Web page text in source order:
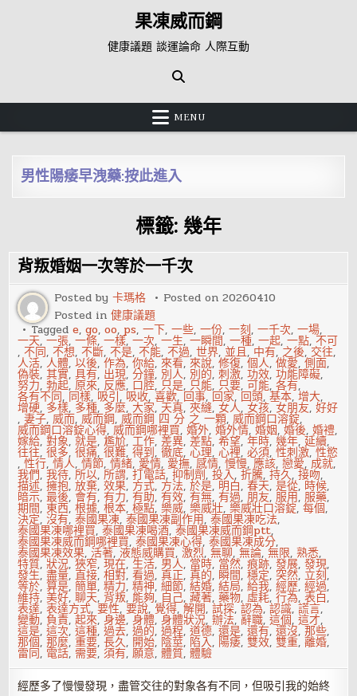
果凍威而鋼
健康議題 談運論命 人際互動
MENU
男性陽痿早洩藥:按此進入
標籤: 幾年
背叛婚姻一次等於一千次
Posted by卡瑪格 Posted on20260410
Posted in健康議題
Taggede,go,oo, ps,一下,一些,一份,一刻,一千次,一場,
一天,一張,一條,一樣,一次,一生,一瞬間,一種,一起,一點,不可
,不同,不想,不斷,不是,不能,不過,世界,並且, 中有, 之後, 交往,
人活,人體,以後,作為,你給,來看,來說,修復,個人,做愛,側面,
偽裝,其實,具有, 出現,分鐘, 別人, 別的,刺激,功效,功能障礙,
努力,勃起,原來, 反應, 口腔, 只是, 只能, 只要,可能,各有,
各有不同, 同樣, 吸引, 吸收,喜歡, 回事, 回家, 回頭,基本,增大,
增硬, 多樣, 多種, 多麼,大家, 天真,夾縫,女人,女孩,女朋友,好好
,妻子,威而,威而鋼,威而鋼 四 分 之 一顆,威而鋼口溶錠,
威而鋼口溶錠心得,威而鋼哪裡買,婚外,婚外情,婚姻,婚後,婚禮,
嫁給,對象,就是,尷尬,工作,差異,差點,希望,年時,幾年,延續,
往往,很多,很痛,很難,得到,徹底,心理,心裡,必須,性刺激,性慾
,性行,情人,情節,情緒, 愛情, 愛撫,感情,慢慢,應該,戀愛, 成就,
我們,我待,所以,所謂,打電話,抑制劑,投入,折騰,持久,接吻,
描述,擁抱,放棄,效果, 方式, 方法,於是, 明白,春天,是從, 時候,
暗示,最後, 會有,有力,有助,有效,有無,有過,朋友,服用,服藥,
期間,東西,根據,根本,極點,樂威,樂威壯,樂威壯口溶錠,每個,
決定,沒有,泰國果凍,泰國果凍副作用,泰國果凍吃法,
泰國果凍哪裡買,泰國果凍喝酒,泰國果凍威而鋼ptt,
泰國果凍威而鋼哪裡買,泰國果凍心得,泰國果凍成分,
泰國果凍效果,活著,液態威購買,激烈,無聊,無論,無限,熟悉,
特質,狀況,狹窄,現在,生活, 男人, 當時, 當然,痕跡,發展,發現,
發生,盡量,直接,相對,看過,真正,真的, 瞬間,穩定,突然,立刻,
等於,算是,簡單,精力,精神,細節,結婚,結局,給我,經歷,經過,
維持,美好,聊天, 背叛, 能夠, 自己,藏著,藥物,虛耗,行為,表白,
表達,表達方式,要性,要說, 覺得,解開,試探,認為,認識,謊言,
變動, 負責,起來,身邊,身體,身體狀況,辦法, 辭職,這個,這才,
這是,這次,這種,過去,過的,過程,道德,還是,還有,還沒,那些,
那個,那麼,重要,長久, 開始, 陰莖, 陷入, 陽痿,雙效,雙重,離婚,
雷同, 電話, 需要,須有,願意,體質,體驗
經歷多了慢慢發現，盡管交往的對象各有不同，但吸引我的始終